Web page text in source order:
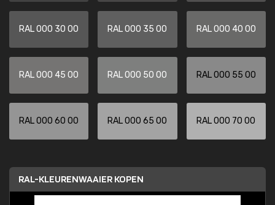
RAL 000 30 00 RAL 000 35 00 RAL 000 40 00
RAL 000 45 00 RAL 000 50 00 RAL 000 55 00
RAL 000 60 00 RAL 000 65 00 RAL 000 70 00
RAL-KLEURENWAAIER KOPEN